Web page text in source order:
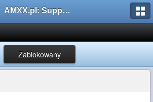
AMXX.pl: Support AMX Mod X i SourceMod
Zablokowany